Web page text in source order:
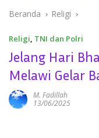
Beranda Religi
Religi, TNI dan Polri
Jelang Hari
Melawi Gelar
M. Fadillah
13/06/2025